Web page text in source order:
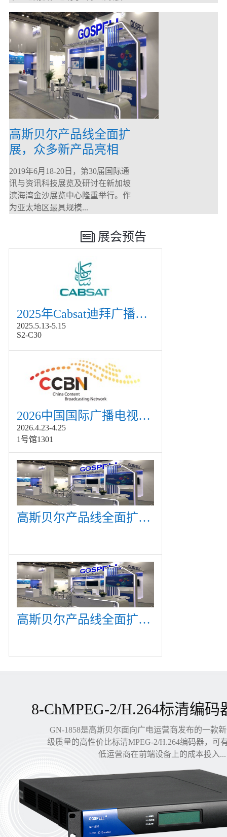
高斯贝尔产品线全面扩
展，众多新产品亮相
CommunicAsia 2019
2019年6月18-20日，第30届国际通
讯与资讯科技展览及研讨在新加坡
滨海湾金沙展览中心隆重举行。作
为亚太地区最具规模...
展会预告
2025年Cabsat迪拜广播电视展
2025.5.13-5.15
S2-C30
2026中国国际广播电视信息网络展览会展
2026.4.23-4.25
1号馆1301
高斯贝尔产品线全面扩展，众多新产品亮相CommunicAsia 2019
高斯贝尔产品线全面扩展，众多新产品亮相CommunicAsia 2019
8-ChMPEG-2/H.264标清编码
GN-1858是高斯贝尔面向广电运营商发布的一款
级质量的高性价比标清MPEG-2/H.264编码器，可
低运营商在前端设备上的成本投入...